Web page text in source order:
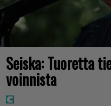
Seiska: Tuoretta
voinnista